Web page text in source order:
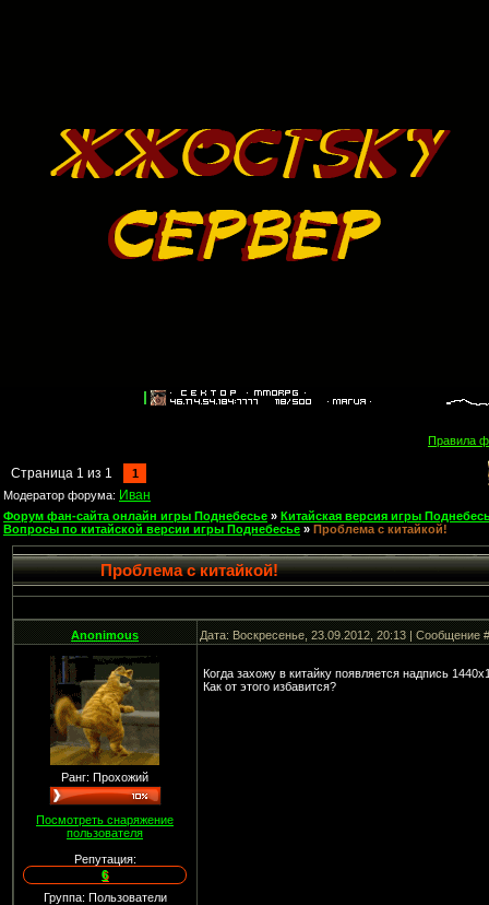
Правила
Страница 1 из 1
1
Модератор форума: Иван
Форум фан-сайта онлайн игры Поднебесье » Китайская версия игры
Вопросы по китайской версии игры Поднебесье » Проблема с китайкой!
Проблема с китайкой!
Anonimous Дата: Воскресенье, 23.09.2012, 20:13 | Сообщение
Ранг: Прохожий
Посмотреть снаряжение
пользователя
Репутация:
6
Группа: Пользователи
Когда захожу в китайку появляется надпись
Как от этого избавится?